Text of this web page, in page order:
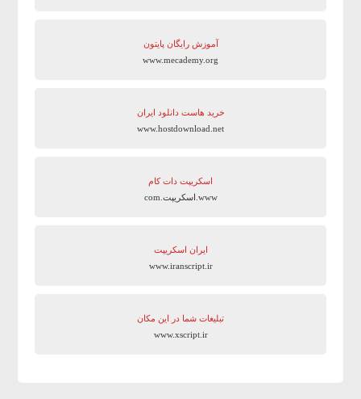
آموزش رایگان پایتون
www.mecademy.org
خرید هاست دانلود ایران
www.hostdownload.net
اسکریپت دات کام
www.اسکریپت.com
ایران اسکریپت
www.iranscript.ir
تبلیغات شما در این مکان
www.xscript.ir